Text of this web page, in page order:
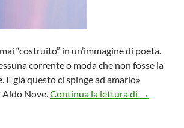
“costruito” in un’immagine di poeta.
corrente o moda che non fosse la
E già questo ci spinge ad amarlo»
Aldo Nove.Continua la lettura di →